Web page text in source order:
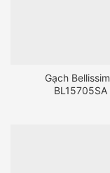
Gạch
BL15705SA